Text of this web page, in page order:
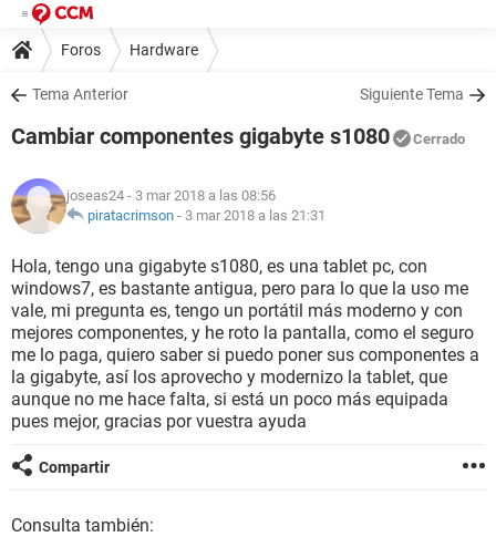
Foros Hardware
Tema Anterior Siguiente Tema
Cambiar componentes gigabyte s1080 Cerrado
joseas24 - 3 mar 2018 a las 08:56
piratacrimson - 3 mar 2018 a las 21:31
Hola, tengo una gigabyte s1080, es una tablet pc, con
windows7, es bastante antigua, pero para lo que la uso me
vale, mi pregunta es, tengo un portátil más moderno y con
mejores componentes, y he roto la pantalla, como el seguro
me lo paga, quiero saber si puedo poner sus componentes a
la gigabyte, así los aprovecho y modernizo la tablet, que
aunque no me hace falta, si está un poco más equipada
pues mejor, gracias por vuestra ayuda
Compartir
Consulta también: